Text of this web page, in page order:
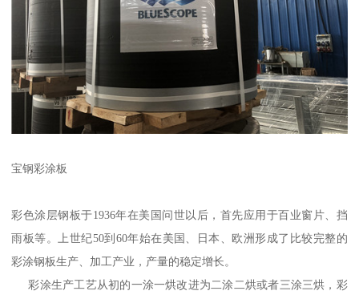
宝钢彩涂板
彩色涂层钢板于1936年在美国问世以后，首先应用于百业窗片、挡
雨板等。上世纪50到60年始在美国、日本、欧洲形成了比较完整的
彩涂钢板生产、加工产业，产量的稳定增长。
彩涂生产工艺从初的一涂一烘改进为二涂二烘或者三涂三烘，彩